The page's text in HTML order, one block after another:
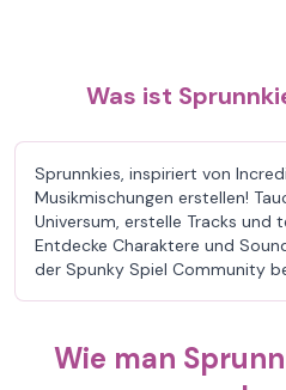
Was ist
Sprunnkies, inspiriert von
Musikmischungen erstellen!
Universum, erstelle Tracks und
Entdecke Charaktere und
der Spunky Spiel Community
Wie man